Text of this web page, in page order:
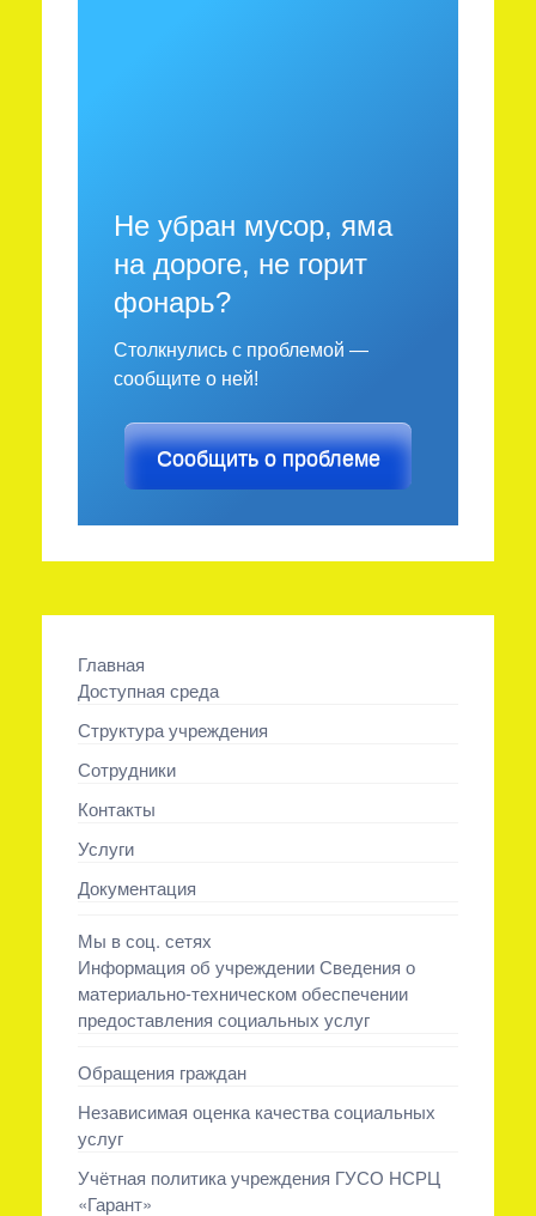
Не убран мусор, яма
на дороге, не горит
фонарь?
Столкнулись с проблемой —
сообщите о ней!
Сообщить о проблеме
Главная
Доступная среда
Структура учреждения
Сотрудники
Контакты
Услуги
Документация
Мы в соц. сетях
Информация об учреждении Сведения о
материально-техническом обеспечении
предоставления социальных услуг
Обращения граждан
Независимая оценка качества социальных
услуг
Учётная политика учреждения ГУСО НСРЦ
«Гарант»